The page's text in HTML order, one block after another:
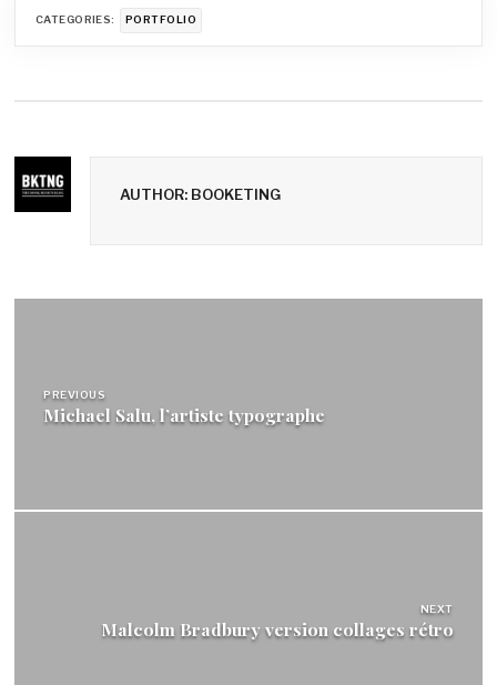
CATEGORIES: PORTFOLIO
AUTHOR: BOOKETING
l’article
PREVIOUS
Michael Salu, l’artiste typographe
NEXT
Malcolm Bradbury version collages rétro